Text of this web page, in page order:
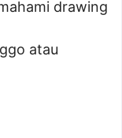
drawing
atau